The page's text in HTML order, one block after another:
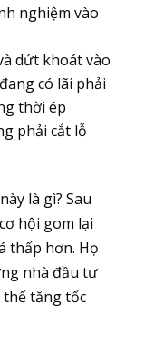
nghiệm vào
dứt khoát vào
có lãi phải
thời ép
phải cắt lỗ
là gì? Sau
hội gom lại
thấp hơn. Họ
nhà đầu tư
thể tăng tốc